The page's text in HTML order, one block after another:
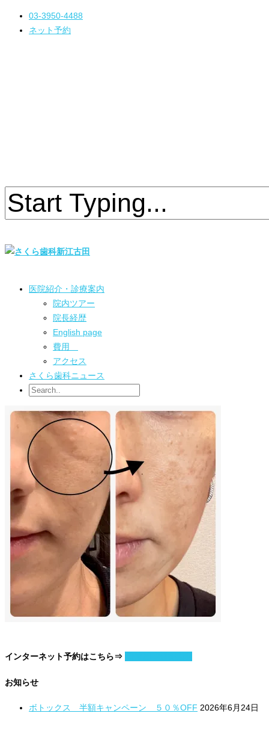
03-3950-4488
ネット予約
医院紹介・診療案内
院内ツアー
院長経歴
English page
費用
アクセス
さくら歯科ニュース
インターネット予約はこちら⇒
お知らせ
ボトックス 半額キャンペーン ５０％OFF 2026年6月24日